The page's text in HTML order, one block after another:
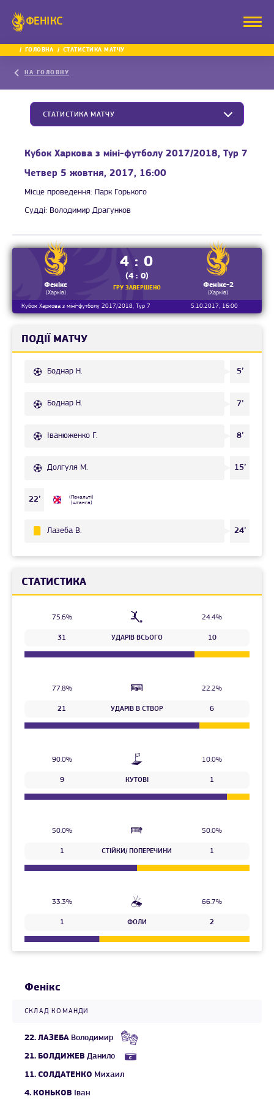
ФЕНІКС
ГОЛОВНА СТАТИСТИКА МАТЧУ
НА ГОЛОВНУ
СТАТИСТИКА МАТЧУ
Кубок Харкова з міні-футболу 2017/2018, Тур 7
Четвер 5 жовтня, 2017, 16:00
Місце проведення: Парк Горького
Судді: Володимир Драгунков
Фенікс
(Харків)
4 : 0
(4 : 0)
ГРУ ЗАВЕРШЕНО Фенікс-2
(Харків)
Кубок Харкова з міні-футболу 2017/2018, Тур 7
5.10.2017, 16:00
ПОДІЇ МАТЧУ
Боднар Н. 5’
Боднар Н. 7’
Іванюженко Г. 8’
Долгуля М. 15’
22’
(Пенальті)
(штанга)
Лазеба В. 24’
СТАТИСТИКА
75.6% 24.4%
31 УДАРІВ ВСЬОГО 10
77.8% 22.2%
21 УДАРІВ В СТВОР 6
90.0% 10.0%
9 КУТОВІ 1
50.0% 50.0%
1 СТІЙКИ/ ПОПЕРЕЧИНИ 1
33.3% 66.7%
1 ФОЛИ 2
Фенікс
СКЛАД КОМАНДИ
22. ЛАЗЕБА Володимир
21. БОЛДИЖЕВ Данило
11. СОЛДАТЕНКО Михаил
4. КОНЬКОВ Іван